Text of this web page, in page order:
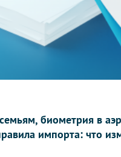
биометрия в
импорта: что